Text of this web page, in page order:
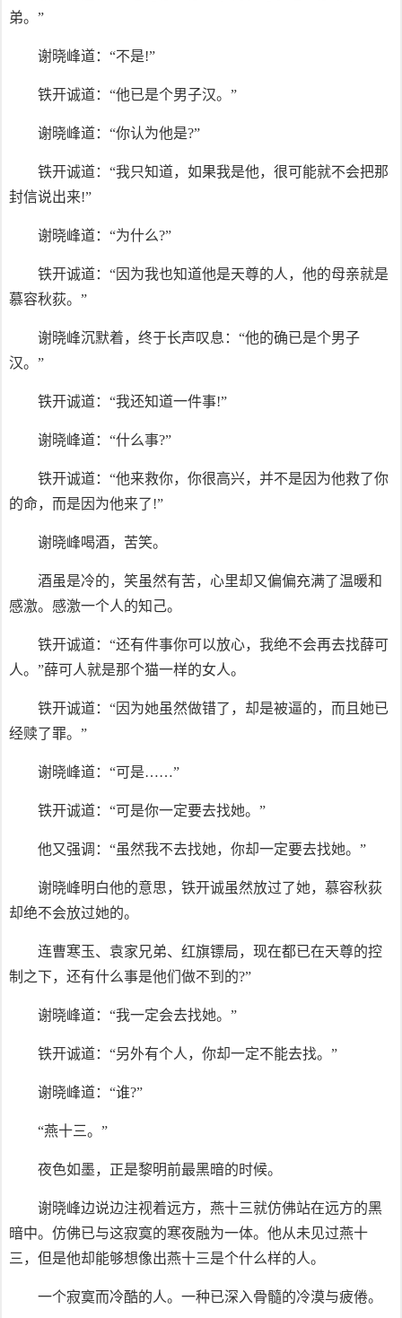
弟。”
谢晓峰道：“不是!”
铁开诚道：“他已是个男子汉。”
谢晓峰道：“你认为他是?”
铁开诚道：“我只知道，如果我是他，很可能就不会把那
封信说出来!”
谢晓峰道：“为什么?”
铁开诚道：“因为我也知道他是天尊的人，他的母亲就是
慕容秋荻。”
谢晓峰沉默着，终于长声叹息：“他的确已是个男子
汉。”
铁开诚道：“我还知道一件事!”
谢晓峰道：“什么事?”
铁开诚道：“他来救你，你很高兴，并不是因为他救了你
的命，而是因为他来了!”
谢晓峰喝酒，苦笑。
酒虽是冷的，笑虽然有苦，心里却又偏偏充满了温暖和
感激。感激一个人的知己。
铁开诚道：“还有件事你可以放心，我绝不会再去找薛可
人。”薛可人就是那个猫一样的女人。
铁开诚道：“因为她虽然做错了，却是被逼的，而且她已
经赎了罪。”
谢晓峰道：“可是……”
铁开诚道：“可是你一定要去找她。”
他又强调：“虽然我不去找她，你却一定要去找她。”
谢晓峰明白他的意思，铁开诚虽然放过了她，慕容秋荻
却绝不会放过她的。
连曹寒玉、袁家兄弟、红旗镖局，现在都已在天尊的控
制之下，还有什么事是他们做不到的?”
谢晓峰道：“我一定会去找她。”
铁开诚道：“另外有个人，你却一定不能去找。”
谢晓峰道：“谁?”
“燕十三。”
夜色如墨，正是黎明前最黑暗的时候。
谢晓峰边说边注视着远方，燕十三就仿佛站在远方的黑
暗中。仿佛已与这寂寞的寒夜融为一体。他从未见过燕十
三，但是他却能够想像出燕十三是个什么样的人。
一个寂寞而冷酷的人。一种已深入骨髓的冷漠与疲倦。